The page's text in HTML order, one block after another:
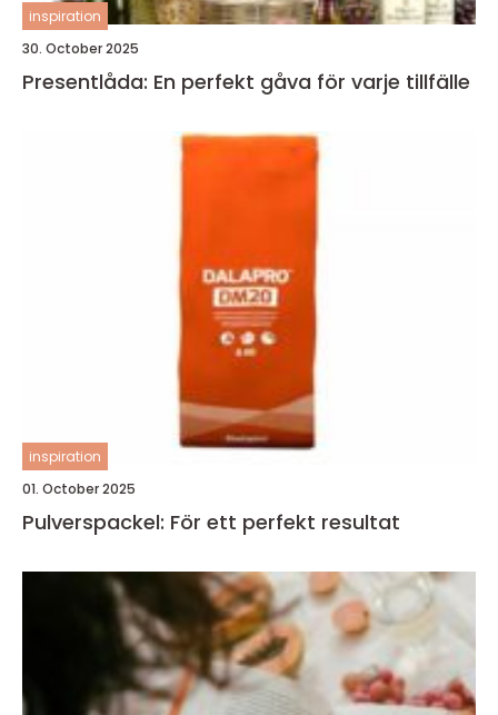
inspiration
30. October 2025
Presentlåda: En perfekt gåva för varje tillfälle
inspiration
01. October 2025
Pulverspackel: För ett perfekt resultat